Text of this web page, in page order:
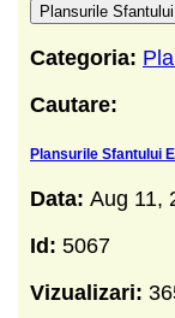
Plansurile
Categoria:
Cautare:
Plansurile Sfantului
Data: Aug 11,
Id: 5067
Vizualizari: